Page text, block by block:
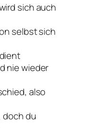
sich auch
selbst sich
nie wieder
also
doch du